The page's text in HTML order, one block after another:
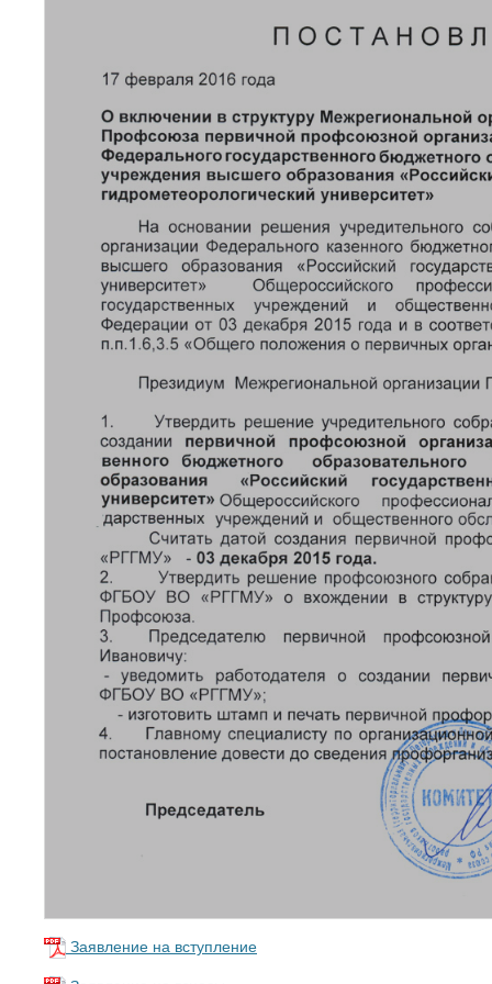
Заявление на вступление